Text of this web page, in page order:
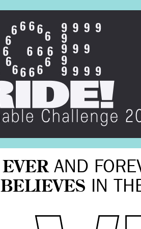
EVERAND
BELIEVES IN